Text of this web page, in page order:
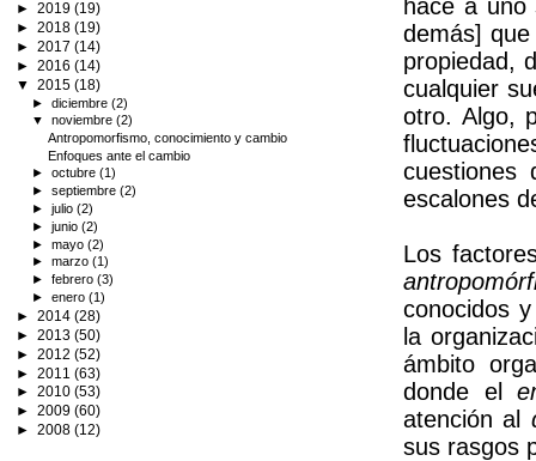
hace a
demás]
propiedad,
cualquier
otro. Algo,
cuestiones
escalones
Los
conocidos
la
ámbito
donde el
atención al
sus rasgos
► 2019 (19)
► 2018 (19)
► 2017 (14)
► 2016 (14)
▼ 2015 (18)
►diciembre(2)
▼noviembre(2)
Antropomorfismo, conocimiento y cambio
Enfoques ante el cambio
►octubre(1)
►septiembre(2)
►julio(2)
►junio(2)
►mayo(2)
►marzo(1)
►febrero(3)
►enero(1)
► 2014 (28)
► 2013 (50)
► 2012 (52)
► 2011 (63)
► 2010 (53)
► 2009 (60)
► 2008 (12)